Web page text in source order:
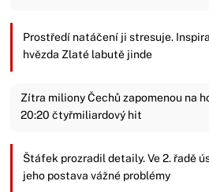
Prostředí natáčení ji stresuje.
hvězda Zlaté labutě jinde
Zítra miliony Čechů zapomenou na
20:20 čtyřmiliardový hit
Štáfek prozradil detaily. Ve 2. řadě
jeho postava vážné problémy